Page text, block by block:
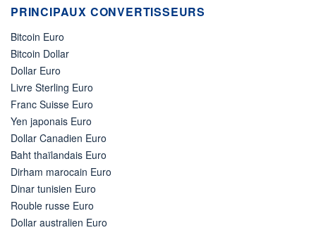
PRINCIPAUX CONVERTISSEURS
Bitcoin Euro
Bitcoin Dollar
Dollar Euro
Livre Sterling Euro
Franc Suisse Euro
Yen japonais Euro
Dollar Canadien Euro
Baht thaïlandais Euro
Dirham marocain Euro
Dinar tunisien Euro
Rouble russe Euro
Dollar australien Euro